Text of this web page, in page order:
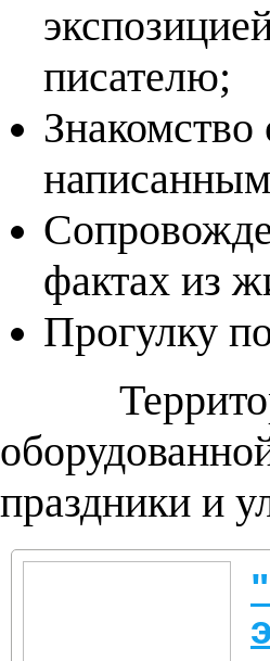
писателю;
фактах из
Прогулку
праздники и